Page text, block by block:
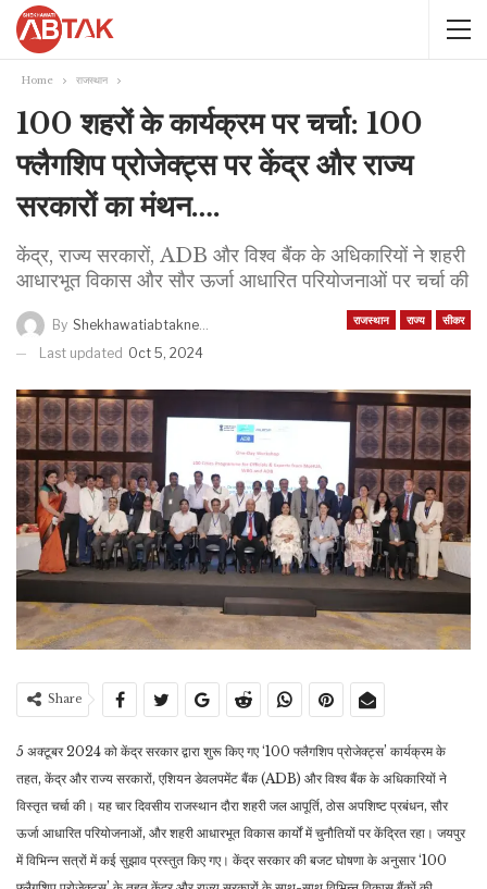
Home राजस्थान
100 शहरों के कार्यक्रम पर चर्चा: 100
फ्लैगशिप प्रोजेक्ट्स पर केंद्र और राज्य
सरकारों का मंथन….
केंद्र, राज्य सरकारों, ADB और विश्व बैंक के अधिकारियों ने शहरी
आधारभूत विकास और सौर ऊर्जा आधारित परियोजनाओं पर चर्चा की
राजस्थान राज्य सीकर
By Shekhawatiabtaknews
Last updated Oct 5, 2024
Share
5 अक्टूबर 2024 को केंद्र सरकार द्वारा शुरू किए गए ‘100 फ्लैगशिप प्रोजेक्ट्स’ कार्यक्रम के
तहत, केंद्र और राज्य सरकारों, एशियन डेवलपमेंट बैंक (ADB) और विश्व बैंक के अधिकारियों ने
विस्तृत चर्चा की। यह चार दिवसीय राजस्थान दौरा शहरी जल आपूर्ति, ठोस अपशिष्ट प्रबंधन, सौर
ऊर्जा आधारित परियोजनाओं, और शहरी आधारभूत विकास कार्यों में चुनौतियों पर केंद्रित रहा। जयपुर
में विभिन्न सत्रों में कई सुझाव प्रस्तुत किए गए। केंद्र सरकार की बजट घोषणा के अनुसार ‘100